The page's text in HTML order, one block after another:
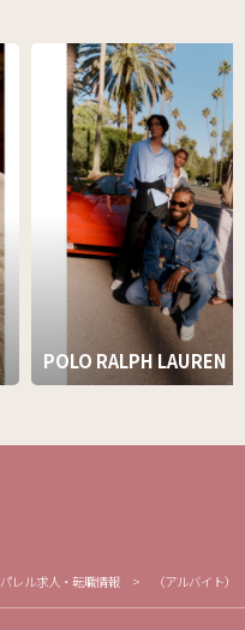
POLO RALPH LAUREN
レル求人・転職情報 （アルバイト